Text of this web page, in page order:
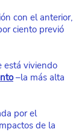
con el anterior,
ciento previó
está viviendo
–la más alta
por el
de la